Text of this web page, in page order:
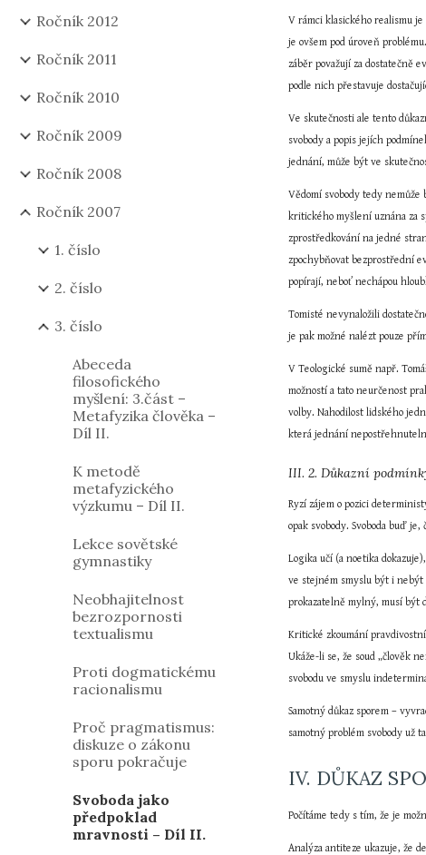
Ročník 2012
Ročník 2011
Ročník 2010
Ročník 2009
Ročník 2008
Ročník 2007
1. číslo
2. číslo
3. číslo
Abeceda
filosofického
myšlení: 3.část –
Metafyzika člověka –
Díl II.
K metodě
metafyzického
výzkumu – Díl II.
Lekce sovětské
gymnastiky
Neobhajitelnost
bezrozpornosti
textualismu
Proti dogmatickému
racionalismu
Proč pragmatismus:
diskuze o zákonu
sporu pokračuje
Svoboda jako
předpoklad
mravnosti – Díl II.
V rámci klasického realismu
je ovšem pod úroveň
záběr považují za dostatečně
podle nich přestavuje
Ve skutečnosti ale tento
svobody a popis jejích
jednání, může být ve
Vědomí svobody tedy
kritického myšlení uznána za
zprostředkování na jedné
zpochybňovat bezprostřední
popírají, neboť nechápou
Tomisté nevynaložili
je pak možné nalézt pouze
V Teologické sumě např.
možností a tato neurčenost
volby. Nahodilost lidského
která jednání
III. 2. Důkazní
Ryzí zájem o pozici
opak svobody. Svoboda buď
Logika učí (a noetika
ve stejném smyslu být i nebýt
prokazatelně mylný, musí být
Kritické zkoumání
Ukáže-li se, že soud „člověk
svobodu ve smyslu
Samotný důkaz sporem –
samotný problém svobody už
IV. DŮKAZ
Počítáme tedy s tím, že je
Analýza antiteze ukazuje, že